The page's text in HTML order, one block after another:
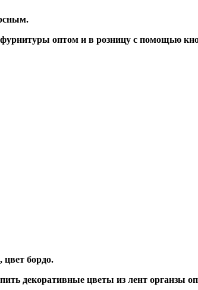
оптом и в розницу с помощью
цвет бордо.
декоративные цветы из лент органзы